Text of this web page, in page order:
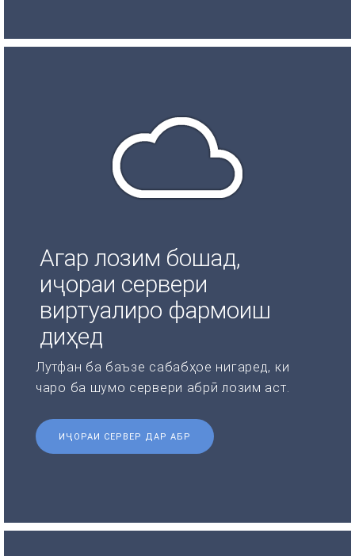
Агар лозим бошад,
иҷораи сервери
виртуалиро фармоиш
диҳед
Лутфан ба баъзе сабабҳое нигаред, ки
чаро ба шумо сервери абрӣ лозим аст.
ИҶОРАИ СЕРВЕР ДАР АБР